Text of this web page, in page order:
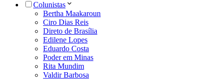
Colunistas
Bertha Maakaroun
Ciro Dias Reis
Direto de Brasília
Edilene Lopes
Eduardo Costa
Poder em Minas
Rita Mundim
Valdir Barbosa